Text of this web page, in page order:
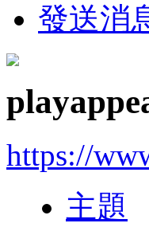
發送消
https://
主題